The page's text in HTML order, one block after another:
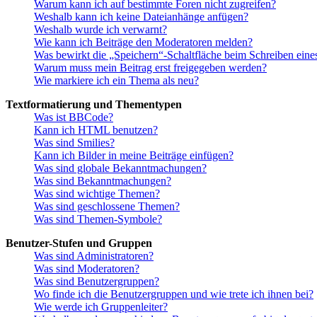
Warum kann ich auf bestimmte Foren nicht zugreifen?
Weshalb kann ich keine Dateianhänge anfügen?
Weshalb wurde ich verwarnt?
Wie kann ich Beiträge den Moderatoren melden?
Was bewirkt die „Speichern“-Schaltfläche beim Schreiben
Warum muss mein Beitrag erst freigegeben werden?
Wie markiere ich ein Thema als neu?
Textformatierung und Thementypen
Was ist BBCode?
Kann ich HTML benutzen?
Was sind Smilies?
Kann ich Bilder in meine Beiträge einfügen?
Was sind globale Bekanntmachungen?
Was sind Bekanntmachungen?
Was sind wichtige Themen?
Was sind geschlossene Themen?
Was sind Themen-Symbole?
Benutzer-Stufen und Gruppen
Was sind Administratoren?
Was sind Moderatoren?
Was sind Benutzergruppen?
Wo finde ich die Benutzergruppen und wie trete ich ihnen bei?
Wie werde ich Gruppenleiter?